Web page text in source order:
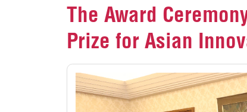
The Award
Prize for Asian